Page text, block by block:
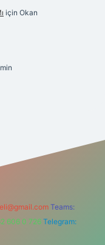
için Okan
Teams:
606 0 726 Telegram: